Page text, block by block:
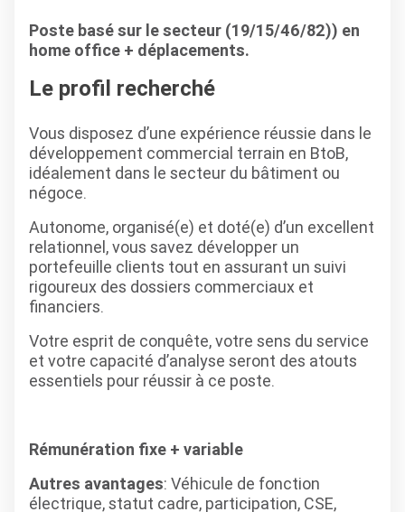
Poste basé sur le secteur (19/15/46/82)) en
home office + déplacements.
Le profil recherché
Vous disposez d’une expérience réussie dans le
développement commercial terrain en BtoB,
idéalement dans le secteur du bâtiment ou
négoce.
Autonome, organisé(e) et doté(e) d’un excellent
relationnel, vous savez développer un
portefeuille clients tout en assurant un suivi
rigoureux des dossiers commerciaux et
financiers.
Votre esprit de conquête, votre sens du service
et votre capacité d’analyse seront des atouts
essentiels pour réussir à ce poste.
Rémunération fixe + variable
Autres avantages: Véhicule de fonction
électrique, statut cadre, participation, CSE,